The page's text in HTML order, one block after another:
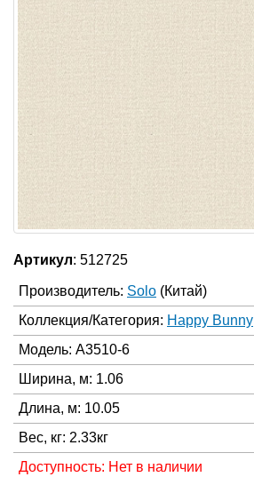
Артикул: 512725
Производитель: Solo (Китай)
Коллекция/Категория: Happy Bunny
Модель: A3510-6
Ширина, м: 1.06
Длина, м: 10.05
Вес, кг: 2.33кг
Доступность: Нет в наличии